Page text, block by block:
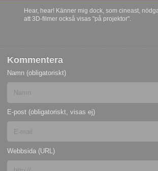
Hear, hear! Känner mig dock, som cineast,
att 3D-filmer också visas "på projektor".
Kommentera
Namn (obligatoriskt)
E-post (obligatoriskt, visas ej)
Webbsida (URL)